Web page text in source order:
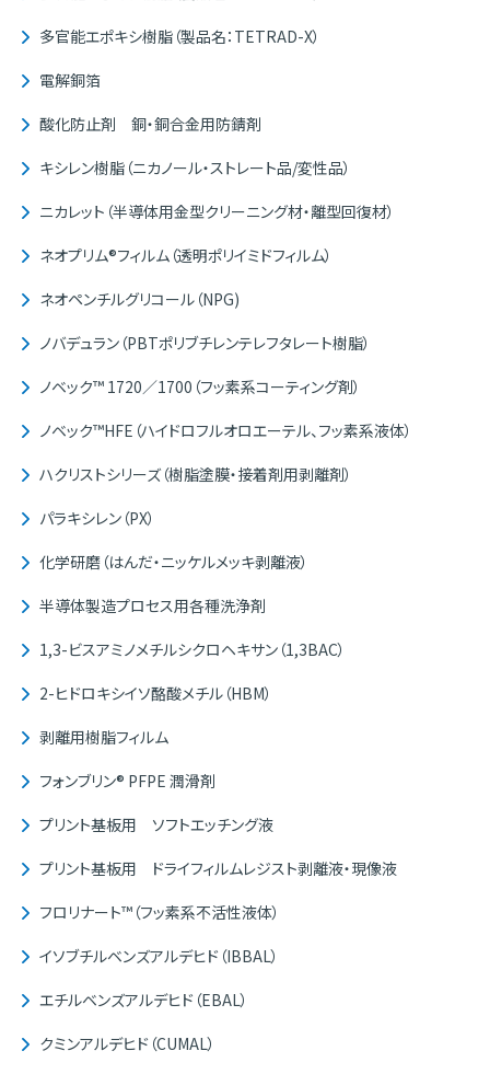
多官能エポキシ樹脂（製品名：TETRAD-X）
電解銅箔
酸化防止剤 銅・銅合金用防錆剤
キシレン樹脂（ニカノール・ストレート品/変性品）
ニカレット（半導体用金型クリーニング材・離型回復材）
ネオプリム®フィルム（透明ポリイミドフィルム）
ネオペンチルグリコール（NPG)
ノバデュラン（PBTポリブチレンテレフタレート樹脂）
ノベック™ 1720／1700（フッ素系コーティング剤）
ノベック™HFE（ハイドロフルオロエーテル、フッ素系液体）
ハクリストシリーズ（樹脂塗膜・接着剤用剥離剤）
パラキシレン（PX）
化学研磨（はんだ・ニッケルメッキ剥離液）
半導体製造プロセス用各種洗浄剤
1,3-ビスアミノメチルシクロヘキサン（1,3BAC）
2-ヒドロキシイソ酪酸メチル（HBM）
剥離用樹脂フィルム
フォンブリン® PFPE 潤滑剤
プリント基板用 ソフトエッチング液
プリント基板用 ドライフィルムレジスト剥離液・現像液
フロリナート™（フッ素系不活性液体）
イソブチルベンズアルデヒド（IBBAL）
エチルベンズアルデヒド（EBAL）
クミンアルデヒド（CUMAL）